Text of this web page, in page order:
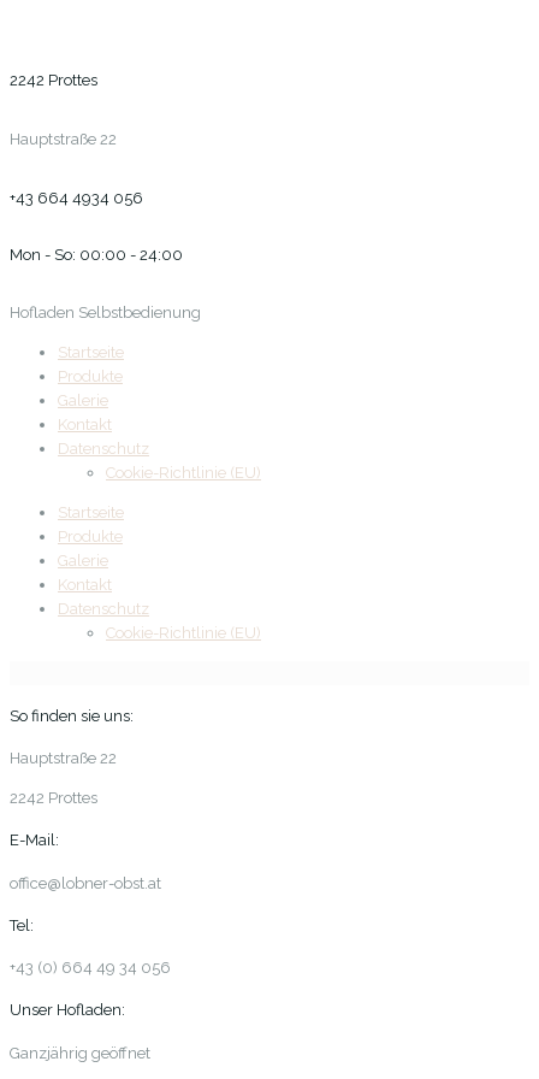
2242 Prottes
Hauptstraße 22
+43 664 4934 056
Mon - So: 00:00 - 24:00
Hofladen Selbstbedienung
Startseite
Produkte
Galerie
Kontakt
Datenschutz
Cookie-Richtlinie (EU)
Startseite
Produkte
Galerie
Kontakt
Datenschutz
Cookie-Richtlinie (EU)
So finden sie uns:
Hauptstraße 22
2242 Prottes
E-Mail:
office@lobner-obst.at
Tel:
+43 (0) 664 49 34 056
Unser Hofladen:
Ganzjährig geöffnet